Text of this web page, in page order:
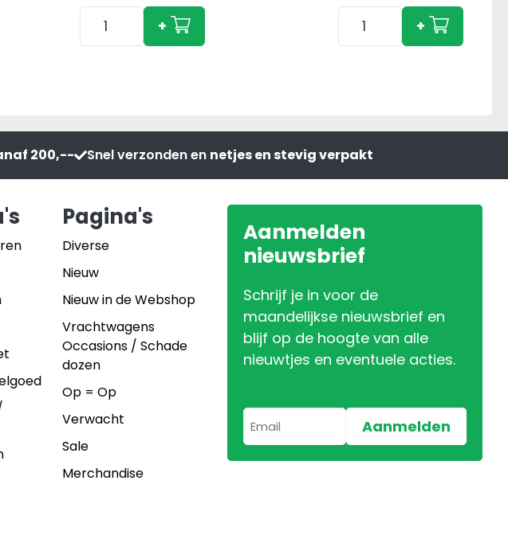
New
Holland
+
Setje
Varkenshokken
+
200,-- Snel verzonden en netjes en stevig verpakt
Pagina's
Diverse
Nieuw
Nieuw in de Webshop
Vrachtwagens
Occasions / Schade
dozen
Op = Op
Verwacht
Sale
Merchandise
Aanmelden
nieuwsbrief
Schrijf je in voor de
maandelijkse nieuwsbrief en
blijf op de hoogte van alle
nieuwtjes en eventuele acties.